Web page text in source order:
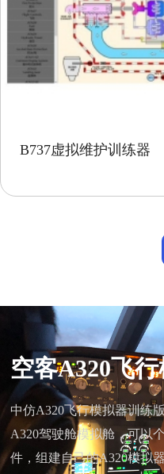
B737虚拟维护训练器
空客A320飞
中仿A320飞行模拟器训练
A320驾驶舱模拟舱，可以
件，组建自己的A320模拟